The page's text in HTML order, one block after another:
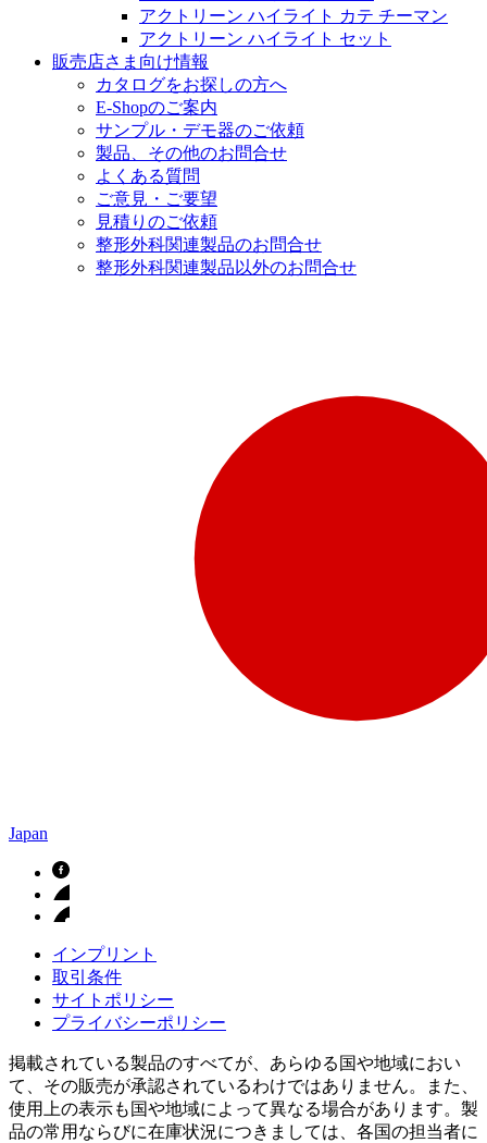
アクトリーン ハイライト カテ チーマン
アクトリーン ハイライト セット
販売店さま向け情報
カタログをお探しの方へ
E-Shopのご案内
サンプル・デモ器のご依頼
製品、その他のお問合せ
よくある質問
ご意見・ご要望
見積りのご依頼
整形外科関連製品のお問合せ
整形外科関連製品以外のお問合せ
Japan
インプリント
取引条件
サイトポリシー
プライバシーポリシー
掲載されている製品のすべてが、あらゆる国や地域におい
て、その販売が承認されているわけではありません。また、
使用上の表示も国や地域によって異なる場合があります。製
品の常用ならびに在庫状況につきましては、各国の担当者に